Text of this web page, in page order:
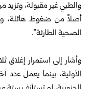
والطبي ‏غير مقبولة، وتزيد
أصلاً من ‏ضغوط هائلة،
الصحية ‏الطارئة”.‏
‏الأولية، بينما يعمل